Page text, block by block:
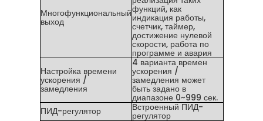
Многофункциональный
выход
функций, как
индикация работы,
счетчик, таймер,
достижение нулевой
скорости, работа по
программе и авария
Настройка времени
ускорения /
замедления
4 варианта времен
ускорения /
замедления может
быть задано в
диапазоне 0~999 сек.
ПИД-регулятор
Встроенный ПИД-
регулятор